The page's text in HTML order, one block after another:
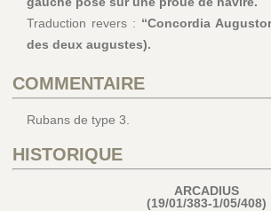
Traduction revers : “Concordia
des deux augustes).
COMMENTAIRE
Rubans de type 3.
HISTORIQUE
ARCADIUS
(19/01/383-1/05/408)